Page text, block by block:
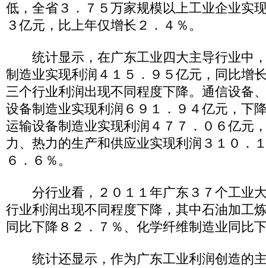
低，全省３．７５万家规模以上工业企业实
３亿元，比上年仅增长２．４％。
统计显示，在广东工业四大主导行业中
制造业实现利润４１５．９５亿元，同比增
三个行业利润出现不同程度下降。通信设备
设备制造业实现利润６９１．９４亿元，下
运输设备制造业实现利润４７７．０６亿元
力、热力的生产和供应业实现利润３１０．
６．６％。
分行业看，２０１１年广东３７个工业
行业利润出现不同程度下降，其中石油加工
同比下降８２．７％、化学纤维制造业同比
统计还显示，作为广东工业利润创造的